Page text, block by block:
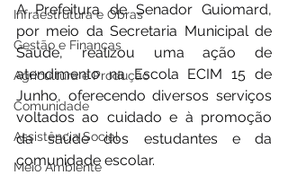
Infraestrutura e Obras
Gestão e Finanças
Agricultura e Produção
Comunidade
Assistência Social
Meio Ambiente
A Prefeitura de Senador Guiomard,
por meio da Secretaria Municipal de
Saúde, realizou uma ação de
atendimento na Escola ECIM 15 de
Junho, oferecendo diversos serviços
voltados ao cuidado e à promoção
da saúde dos estudantes e da
comunidade escolar.